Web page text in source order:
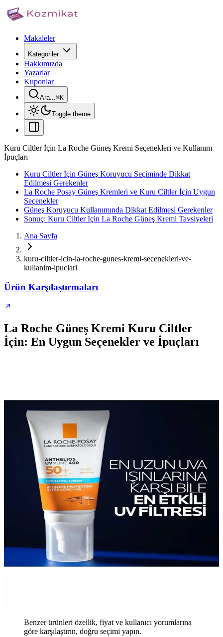
Makaleler
Kategoriler
Hakkımızda
Yazarlar
Kuponlar
Ara...⌘K
Toggle theme
Kuru Ciltler İçin La Roche Güneş Kremi Seçenekleri ve Kullanım
İpuçları
Kuru Ciltler İçin Güneş Koruyucu Seçiminde Dikkat
Edilmesi Gerekenler
La Roche Posay Güneş Kremleri ve Kuru Ciltler İçin Uygun
Seçenekler
Güneş Koruyucu Kullanımında Dikkat Edilmesi Gerekenler
Sonuç: Kuru Ciltler İçin La Roche Güneş Kremi Tavsiyeleri
Ana Sayfa
kuru-ciltler-icin-la-roche-gunes-kremi-secenekleri-ve-
kullanim-ipuclari
Ürün Karşılaştırmaları
La Roche Güneş Kremi Kuru Ciltler
İçin: En Uygun Seçenekler ve İpuçları
Benzer ürünleri özellik, fiyat ve kullanıcı yorumlarına
göre karşılaştırın, doğru seçimi yapın.